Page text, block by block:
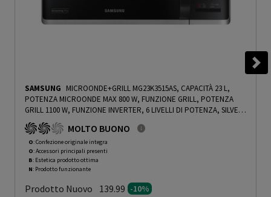
SAMSUNG MICROONDE+GRILL MG23K3515AS, CAPACITÀ 23 L,
POTENZA MICROONDE MAX 800 W, FUNZIONE GRILL, POTENZA
GRILL 1100 W, FUNZIONE INVERTER, 6 LIVELLI DI POTENZA, SILVER
- PRMG GRADING OOBN - 10%
MOLTO BUONO
O: Confezione originale integra
O: Accessori principali presenti
B: Estetica prodotto ottima
N: Prodotto funzionante
Prodotto Nuovo 139.99 -10%